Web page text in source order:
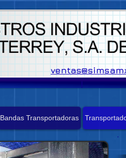
Bandas Transportadoras